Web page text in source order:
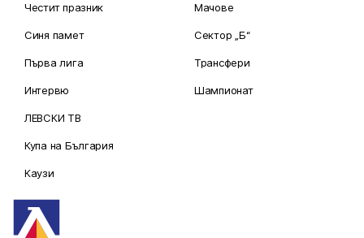
Честит празник
Синя памет
Първа лига
Интервю
ЛЕВСКИ ТВ
Купа на България
Каузи
Мачове
Сектор „Б“
Трансфери
Шампионат